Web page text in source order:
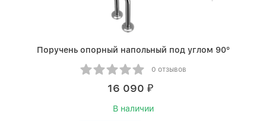
Поручень опорный напольный под углом 90°
0 отзывов
16 090 ₽
В наличии